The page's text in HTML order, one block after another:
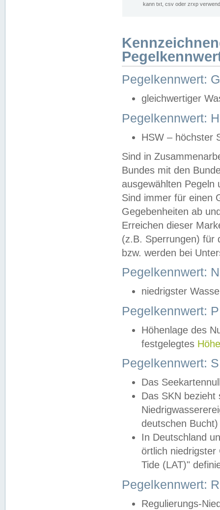
kann txt, csv oder zrxp
Pegelkennwert:
gleichwertiger
Pegelkennwert:
HSW – höchster
Sind in
Bundes mit den
ausgewählten
Sind immer für einen
Gegebenheiten ab
Erreichen dieser
(z.B. Sperrungen) für
bzw. werden bei
Pegelkennwert:
niedrigster
Pegelkennwert:
Höhenlage des
festgelegtes
Pegelkennwert:
Das
Das SKN
deutschen
In Deutschland
örtlich
Tide (LAT)"
Pegelkennwert:
Regulierungs-